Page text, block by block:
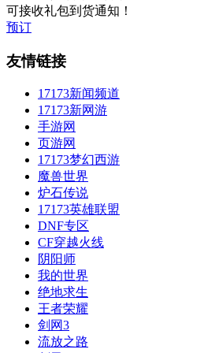
可接收礼包到货通知！
预订
友情链接
17173新闻频道
17173新网游
手游网
页游网
17173梦幻西游
魔兽世界
炉石传说
17173英雄联盟
DNF专区
CF穿越火线
阴阳师
我的世界
绝地求生
王者荣耀
剑网3
流放之路